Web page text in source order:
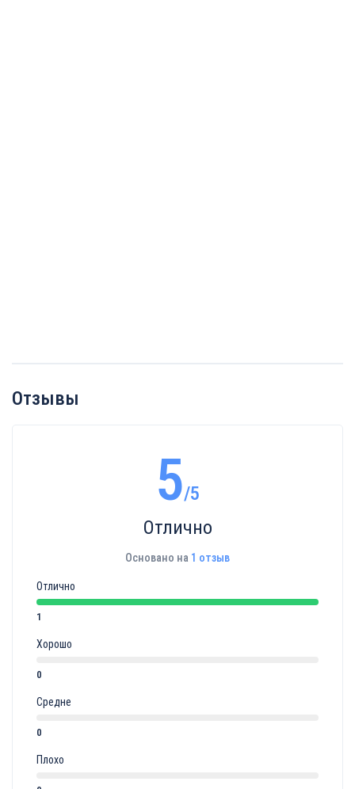
Отзывы
5/5
Отлично
Основано на 1 отзыв
Отлично
1
Хорошо
0
Средне
0
Плохо